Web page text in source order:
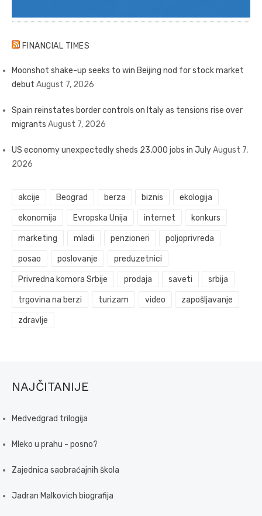
FINANCIAL TIMES
Moonshot shake-up seeks to win Beijing nod for stock market
debut August 7, 2026
Spain reinstates border controls on Italy as tensions rise over
migrants August 7, 2026
US economy unexpectedly sheds 23,000 jobs in JulyAugust 7,
2026
akcije Beograd berza biznis ekologija
ekonomija Evropska Unija internet konkurs
marketing mladi penzioneri poljoprivreda
posao poslovanje preduzetnici
Privredna komora Srbije prodaja saveti srbija
trgovina na berzi turizam video zapošljavanje
zdravlje
NAJČITANIJE
Medvedgrad trilogija
Mleko u prahu - posno?
Zajednica saobraćajnih škola
Jadran Malkovich biografija